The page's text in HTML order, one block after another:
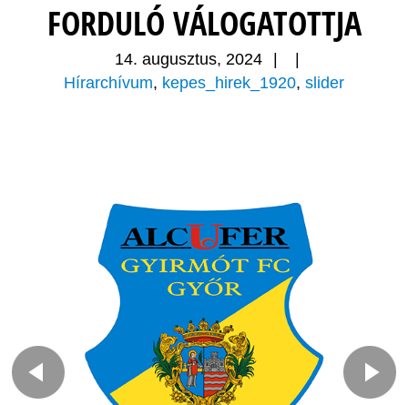
FORDULÓ VÁLOGATOTTJA
14. augusztus, 2024
Hírarchívum, kepes_hirek_1920, slider